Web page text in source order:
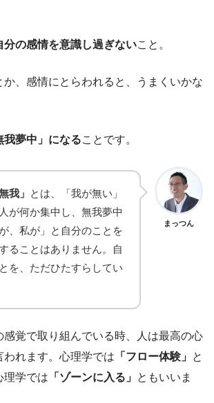
分の感情を意識し過ぎないこと。
、感情にとらわれると、うまくいかな
我夢中」になることです。
まっつん
我」 とは、「我が無い」
が何か集中し、無我夢中
、私が」と自分のことを
ることはありません。自
を、ただひたすらしてい
感覚で取り組んでいる時、人は最高の心
れます。心理学では 「フロー体験」 と
理学では 「ゾーンに入る」 ともいいま